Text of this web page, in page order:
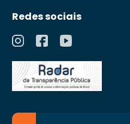
Redes sociais